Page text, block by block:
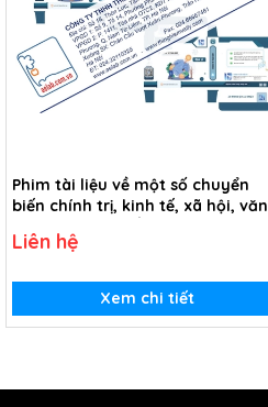
Phim tài liệu về một số chuyển
biến chính trị, kinh tế, xã hội, văn
thế kỉ XIX (USB Video)
Liên hệ
Xem chi tiết